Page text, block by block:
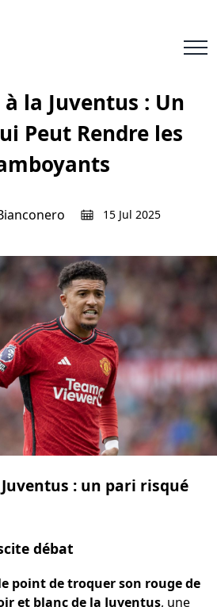
à la Juventus : Un
Peut Rendre les
15 Jul 2025
: un pari risqué
débat
point de troquer son rouge de
et blanc de la Juventus, une